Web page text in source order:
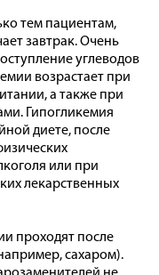
тем пациентам,
завтрак. Очень
углеводов
возрастает при
а также при
Гипогликемия
диете, после
или при
лекарственных
проходят после
сахаром).